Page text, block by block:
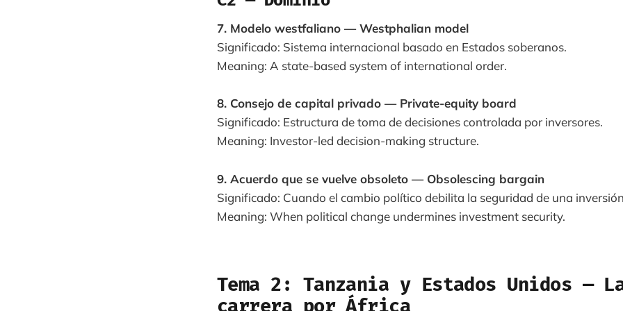
7. Modelo westfaliano — Westphalian model
Significado: Sistema internacional basado en Estados soberanos.
Meaning: A state-based system of international order.
8. Consejo de capital privado — Private-equity board
Significado: Estructura de toma de decisiones controlada por inversores.
Meaning: Investor-led decision-making structure.
9. Acuerdo que se vuelve obsoleto — Obsolescing bargain
Significado: Cuando el cambio político debilita la seguridad de una
Meaning: When political change undermines investment security.
Tema 2: Tanzania y Estados Unidos —
carrera por África